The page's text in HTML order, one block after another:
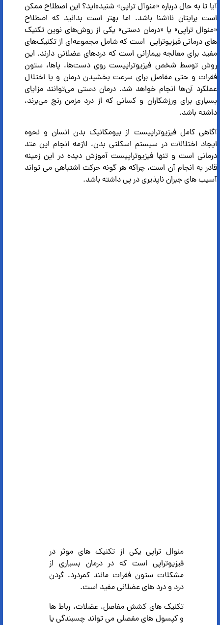
آیا تا به حال درباره «منوآل تراپی» شنیده‌اید؟ این اصطلاح ممکن
است برایتان ناآشنا باشد. اما بهتر است بدانید که اصطلاح
«منوال تراپی» یا «درمان دستی» یکی از روش‌های نوین تکنیک
های درمانی فیزیوتراپی است که شامل مجموعه‌ای از تکنیک‌های
مفید برای معالجه بیمارانی است که دردهای عضلانی دارند. این
روش توسط شخص فیزیوتراپیست روی دست‌ها، پاها، ستون
فقرات و حتی مفاصل برای سرعت بخشیدن درمان و یا اختلال
عملکرد آن‌ها انجام خواهد شد. درمان دستی می‌توانند مزایای
بسیاری برای ورزشکاران و کسانی که از درد مزمن رنج می‌برند،
داشته باشد.
آگاهی کامل فیزیوتراپیست از بیومکانیک بدن انسان و نحوه
ایجاد اختلالات در سیستم اسکلتی بدن، لازمه انجام این متد
درمانی است و تنها فیزیوتراپیست آموزش دیده در این زمینه
قادر به انجام آن است، چراکه هر گونه حرکت اشتباهی می تواند
آسیب های جبران ناپذیری در پی داشته باشد.
منوال تراپی یکی از تکنیک های موثر در
فیزیوتراپی است که در درمان بسیاری از
مشکلات ستون فقرات مانند کمردرد، گردن
درد و درد های عضلانی مفید است.
تکنیک های کشش مفاصل، عضلات، رباط ها
و کپسول های مفصلی می تواند چسبندگی یا